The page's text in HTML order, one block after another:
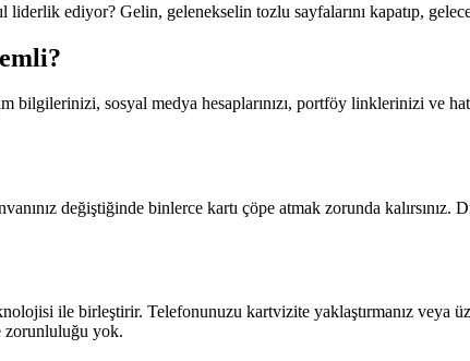
ediyor? Gelin, gelenekselin tozlu sayfalarını kapatıp,
bilgilerinizi, sosyal medya hesaplarınızı, portföy linklerinizi ve
değiştiğinde binlerce kartı çöpe atmak zorunda
ile birleştirir. Telefonunuzu kartvizite yaklaştırmanız veya
zorunluluğu yok.